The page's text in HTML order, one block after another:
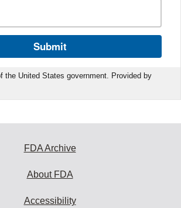
Submit
the United States government. Provided by
FDA Archive
About FDA
Accessibility